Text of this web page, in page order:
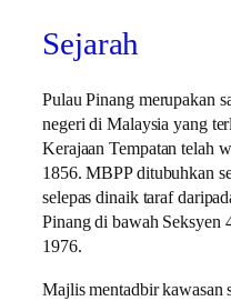
Sejarah
Pulau Pinang merupakan
negeri di Malaysia yang
Kerajaan Tempatan telah
1856. MBPP ditubuhkan
selepas dinaik taraf
Pinang di bawah Seksyen
1976.
Majlis mentadbir kawasan